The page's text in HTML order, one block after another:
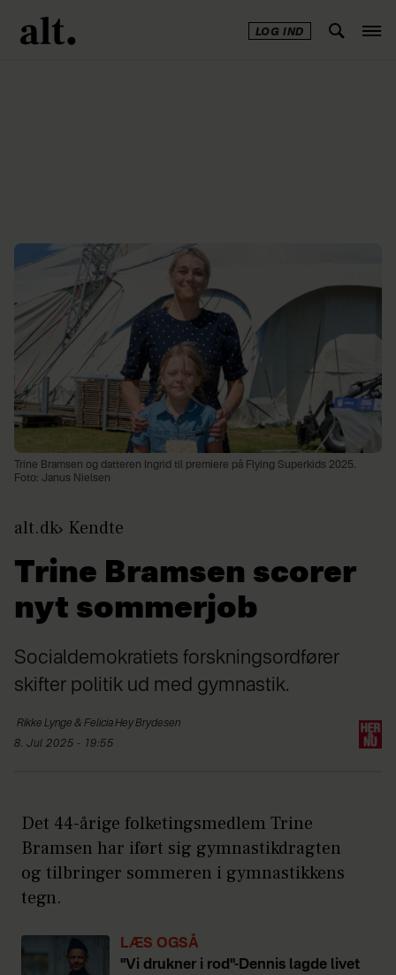
LOG IND
Trine Bramsen og datteren Ingrid til premiere på Flying Superkids 2025.
Foto: Janus Nielsen
alt.dk Kendte
Trine Bramsen scorer
nyt sommerjob
Socialdemokratiets forskningsordfører
skifter politik ud med gymnastik.
Rikke Lynge & Felicia HeyBrydesen
8. Jul 2025 - 19:55
Det 44-årige folketingsmedlem Trine
Bramsen har iført sig gymnastikdragten
og tilbringer sommeren i gymnastikkens
tegn.
LÆS OGSÅ
"Vi drukner i rod"-Dennis lagde livet